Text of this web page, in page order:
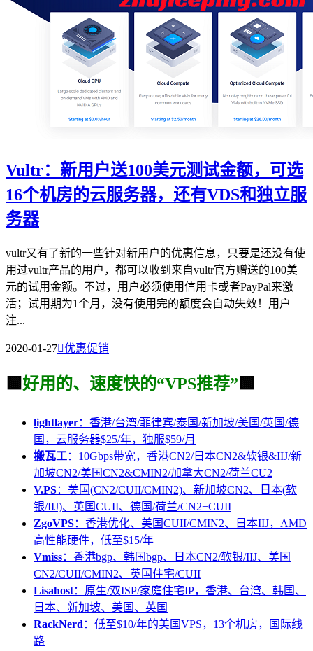
Vultr：新用户送100美元测试金额，可选
16个机房的云服务器，还有VDS和独立服
务器
vultr又有了新的一些针对新用户的优惠信息，只要是还没有使
用过vultr产品的用户，都可以收到来自vultr官方赠送的100美
元的试用金额。不过，用户必须使用信用卡或者PayPal来激
活；试用期为1个月，没有使用完的额度会自动失效！用户
注...
2020-01-27优惠促销
🟩 好用的、速度快的“VPS推荐” 🟩
lightlayer：香港/台湾/菲律宾/泰国/新加坡/美国/英国/德
国，云服务器$25/年，独服$59/月
搬瓦工：10Gbps带宽，香港CN2/日本CN2&软银&IIJ/新
加坡CN2/美国CN2&CMIN2/加拿大CN2/荷兰CU2
V.PS：美国(CN2/CUII/CMIN2)、新加坡CN2、日本(软
银/IIJ)、英国CUII、德国/荷兰/CN2+CUII
ZgoVPS：香港优化、美国CUII/CMIN2、日本IIJ，AMD
高性能硬件，低至$15/年
Vmiss：香港bgp、韩国bgp、日本CN2/软银/IIJ、美国
CN2/CUII/CMIN2、英国住宅/CUII
Lisahost：原生/双ISP/家庭住宅IP，香港、台湾、韩国、
日本、新加坡、美国、英国
RackNerd：低至$10/年的美国VPS，13个机房，国际线
路